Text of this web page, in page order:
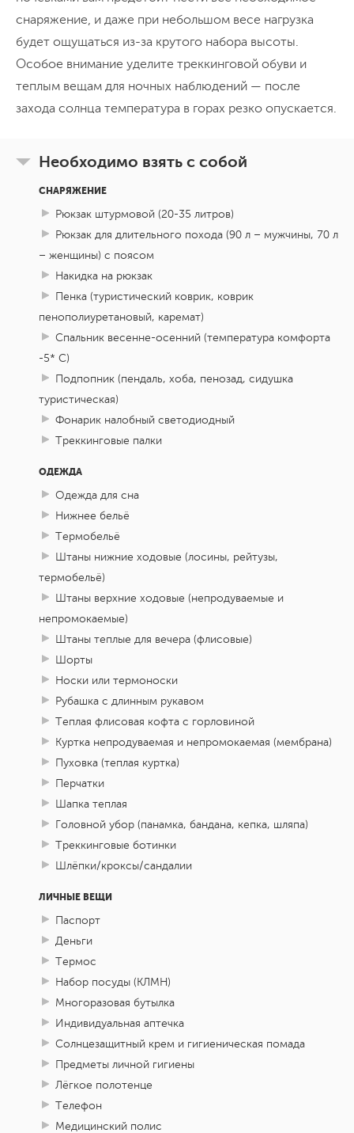
У подножья великана
Оставив вещи в лагере, отправляемся к
самому Эльбрусу! Подходим к леднику,
где лед переливается синевой, а воздух
становится особенно чистым. Вид на
сердце. Вечером —финальный мастер-
класс
«падающие звезды»
теперь мы уже
перепад высот: 3150м - 3750м - 3150м
ночевка в палатке на высоте 3150м н.у.м.
День 8
Возвращение с небес на землю
Спускаемся в нашбазовый лагерь
такой родной после высотных
приключений. Приводим себя в порядок,
каждый получает
звездную карту с отметками увиденного
н.у.м.
День 9
До новых встреч, Эльбрус!
Утром
они аккуратно довезут нас через горный
перевал обратно к цивилизации. По
дороге — последние хычины на память и
обмен контактами с новыми друзьями. К
16:00 мы в Пятигорске/Минеральных
Водах — уставшие, но с горящими глазами
и звездами в душе.
едем примерно 3,5-4 часа
снаряжение, и даже при небольшом весе нагрузка
будет ощущаться из-за крутого набора высоты.
Особое внимание уделите треккинговой обуви и
теплым вещам для ночных наблюдений — после
захода солнца температура в горах резко опускается.
Необходимо взять с собой
СНАРЯЖЕНИЕ
Рюкзак штурмовой (20-35 литров)
Рюкзак для длительного похода (90 л – мужчины, 70 л
– женщины) с поясом
Накидка на рюкзак
Пенка (туристический коврик, коврик
пенополиуретановый, каремат)
Спальник весенне-осенний (температура комфорта
-5* С)
Подпопник (пендаль, хоба, пенозад, сидушка
туристическая)
Фонарик налобный светодиодный
Треккинговые палки
ОДЕЖДА
Одежда для сна
Нижнее бельё
Термобельё
Штаны нижние ходовые (лосины, рейтузы,
термобельё)
Штаны верхние ходовые (непродуваемые и
непромокаемые)
Штаны теплые для вечера (флисовые)
Шорты
Носки или термоноски
Рубашка с длинным рукавом
Теплая флисовая кофта с горловиной
Куртка непродуваемая и непромокаемая (мембрана)
Пуховка (теплая куртка)
Перчатки
Шапка теплая
Головной убор (панамка, бандана, кепка, шляпа)
Треккинговые ботинки
Шлёпки/кроксы/сандалии
ЛИЧНЫЕ ВЕЩИ
Паспорт
Деньги
Термос
Набор посуды (КЛМН)
Многоразовая бутылка
Индивидуальная аптечка
Солнцезащитный крем и гигиеническая помада
Предметы личной гигиены
Лёгкое полотенце
Телефон
Медицинский полис